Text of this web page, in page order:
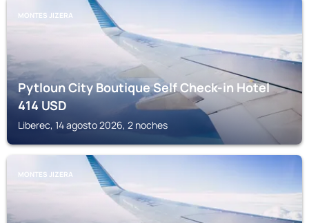
MONTES JIZERA
Pytloun City Boutique Self Check-in Hotel
414USD
Liberec, 14 agosto 2026, 2 noches
MONTES JIZERA